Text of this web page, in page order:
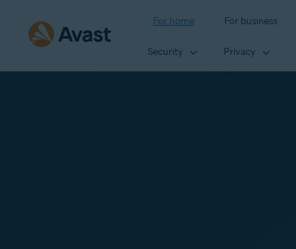
For home For business
Security Privacy